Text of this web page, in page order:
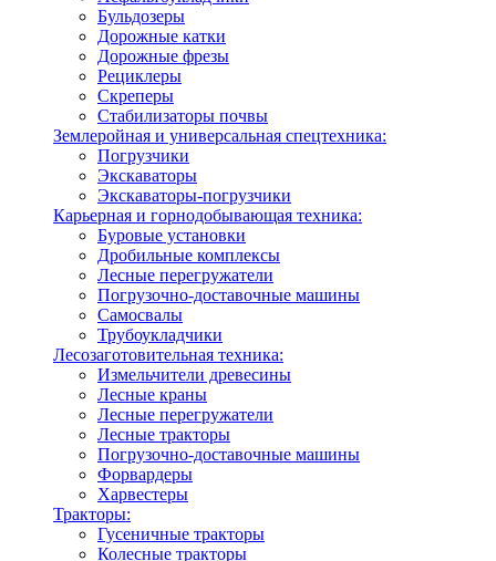
Бульдозеры
Дорожные катки
Дорожные фрезы
Рециклеры
Скреперы
Стабилизаторы почвы
Землеройная и универсальная спецтехника:
Погрузчики
Экскаваторы
Экскаваторы-погрузчики
Карьерная и горнодобывающая техника:
Буровые установки
Дробильные комплексы
Лесные перегружатели
Погрузочно-доставочные машины
Самосвалы
Трубоукладчики
Лесозаготовительная техника:
Измельчители древесины
Лесные краны
Лесные перегружатели
Лесные тракторы
Погрузочно-доставочные машины
Форвардеры
Харвестеры
Тракторы:
Гусеничные тракторы
Колесные тракторы